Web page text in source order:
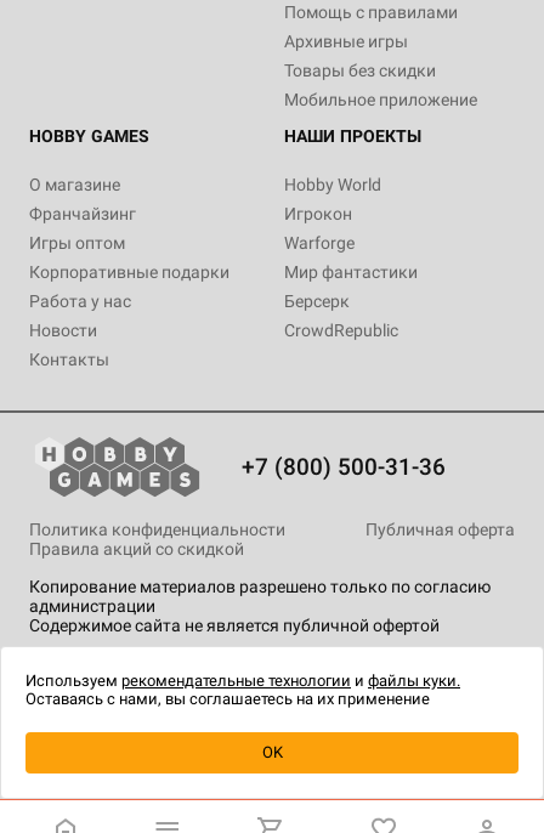
Помощь с правилами
Архивные игры
Товары без скидки
Мобильное приложение
HOBBY GAMES
О магазине
Франчайзинг
Игры оптом
Корпоративные подарки
Работа у нас
Новости
Контакты
НАШИ ПРОЕКТЫ
Hobby World
Игрокон
Warforge
Мир фантастики
Берсерк
CrowdRepublic
+7 (800) 500-31-36
Копирование материалов разрешено только по согласию
администрации
Содержимое сайта не является публичной офертой
Политика конфиденциальности
Публичная оферта
Правила акций со скидкой
технологии .
Используем рекомендательные технологии и файлы куки.
Оставаясь с нами, вы соглашаетесь на их применение
OK